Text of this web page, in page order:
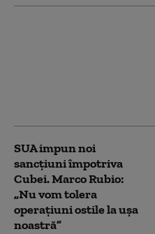
SUA impun noi
sancţiuni împotriva
Cubei. Marco Rubio:
„Nu vom tolera
operaţiuni ostile la uşa
noastră”